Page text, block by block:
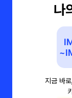
나
지금 바